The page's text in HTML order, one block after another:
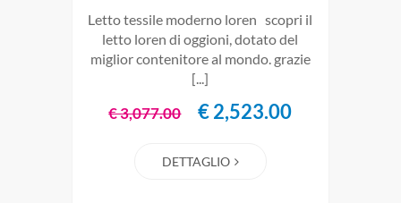
letto tessile moderno loren scopri il
letto loren di oggioni, dotato del
miglior contenitore al mondo. grazie
[...]
€ 3,077.00 € 2,523.00
DETTAGLIO